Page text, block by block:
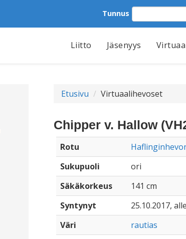
Tunnus
Liitto Jäsenyys
Etusivu Virtuaalihevoset
Chipper v. Hallow
Rotu
Sukupuoli
ori
Säkäkorkeus
141 cm
Syntynyt
25.10.2017,
Väri
rautias